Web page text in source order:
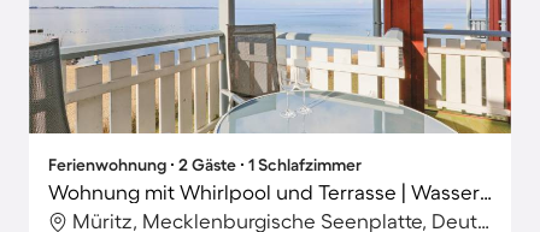
Ferienwohnung ∙ 2 Gäste ∙ 1 Schlafzimmer
Wohnung mit Whirlpool und Terrasse | Wasserblick
Müritz, Mecklenburgische Seenplatte, Deutschland